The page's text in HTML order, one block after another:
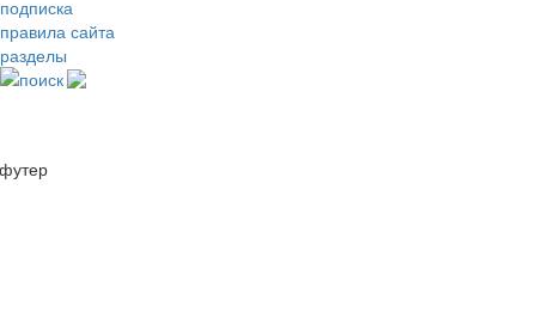
подписка
правила сайта
разделы
поиск
футер